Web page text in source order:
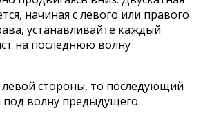
начиная с левого или правого
устанавливайте каждый
на последнюю волну
левой стороны, то последующий
под волну предыдущего.